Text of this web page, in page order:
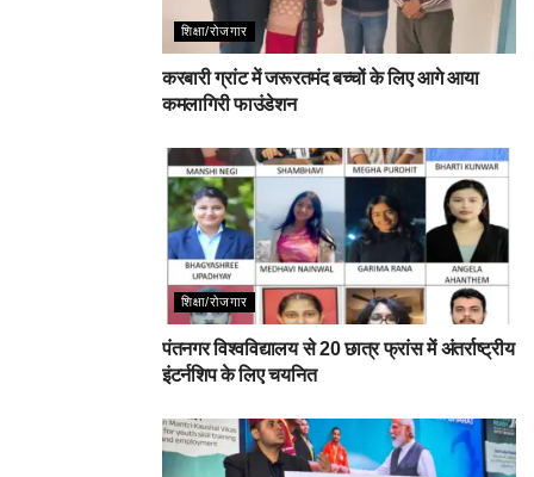
शिक्षा/रोजगार
करबारी ग्रांट में जरूरतमंद बच्चों के लिए आगे आया
कमलागिरी फाउंडेशन
शिक्षा/रोजगार
पंतनगर विश्वविद्यालय से 20 छात्र फ्रांस में अंतर्राष्ट्रीय
इंटर्नशिप के लिए चयनित